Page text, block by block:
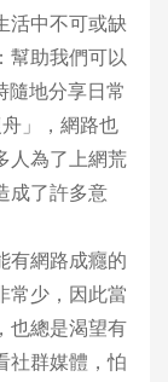
活中不可或缺
幫助我們可以
隨地分享日常
」，網路也
人為了上網荒
成了許多意
有網路成癮的
常少，因此當
也總是渴望有
社群媒體，怕